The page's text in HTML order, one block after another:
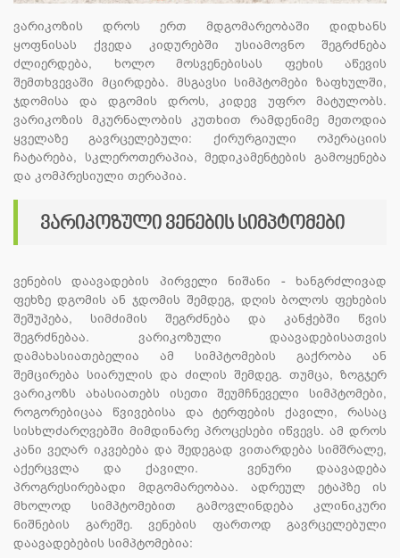
ვარიკოზის დროს ერთ მდგომარეობაში დიდხანს
ყოფნისას ქვედა კიდურებში უსიამოვნო შეგრძნება
ძლიერდება, ხოლო მოსვენებისას ფეხის აწევის
შემთხვევაში მცირდება. მსგავსი სიმპტომები ზაფხულში,
ჯდომისა და დგომის დროს, კიდევ უფრო მატულობს.
ვარიკოზის მკურნალობის კუთხით რამდენიმე მეთოდია
ყველაზე გავრცელებული: ქირურგიული ოპერაციის
ჩატარება, სკლეროთერაპია, მედიკამენტების გამოყენება
და კომპრესიული თერაპია.
ვარიკოზული ვენების სიმპტომები
ვენების დაავადების პირველი ნიშანი - ხანგრძლივად
ფეხზე დგომის ან ჯდომის შემდეგ, დღის ბოლოს ფეხების
შეშუპება, სიმძიმის შეგრძნება და კანჭებში წვის
შეგრძნებაა. ვარიკოზული დაავადებისათვის
დამახასიათებელია ამ სიმპტომების გაქრობა ან
შემცირება სიარულის და ძილის შემდეგ. თუმცა, ზოგჯერ
ვარიკოზს ახასიათებს ისეთი შეუმჩნეველი სიმპტომები,
როგორებიცაა წვივებისა და ტერფების ქავილი, რასაც
სისხლძარღვებში მიმდინარე პროცესები იწვევს. ამ დროს
კანი ვეღარ იკვებება და შედეგად ვითარდება სიმშრალე,
აქერცვლა და ქავილი. ვენური დაავადება
პროგრესირებადი მდგომარეობაა. ადრეულ ეტაპზე ის
მხოლოდ სიმპტომებით გამოვლინდება კლინიკური
ნიშნების გარეშე. ვენების ფართოდ გავრცელებული
დაავადებების სიმპტომებია: